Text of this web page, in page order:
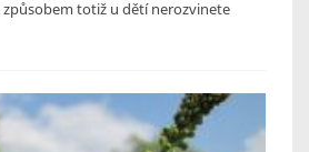
totiž u dětí nerozvinete